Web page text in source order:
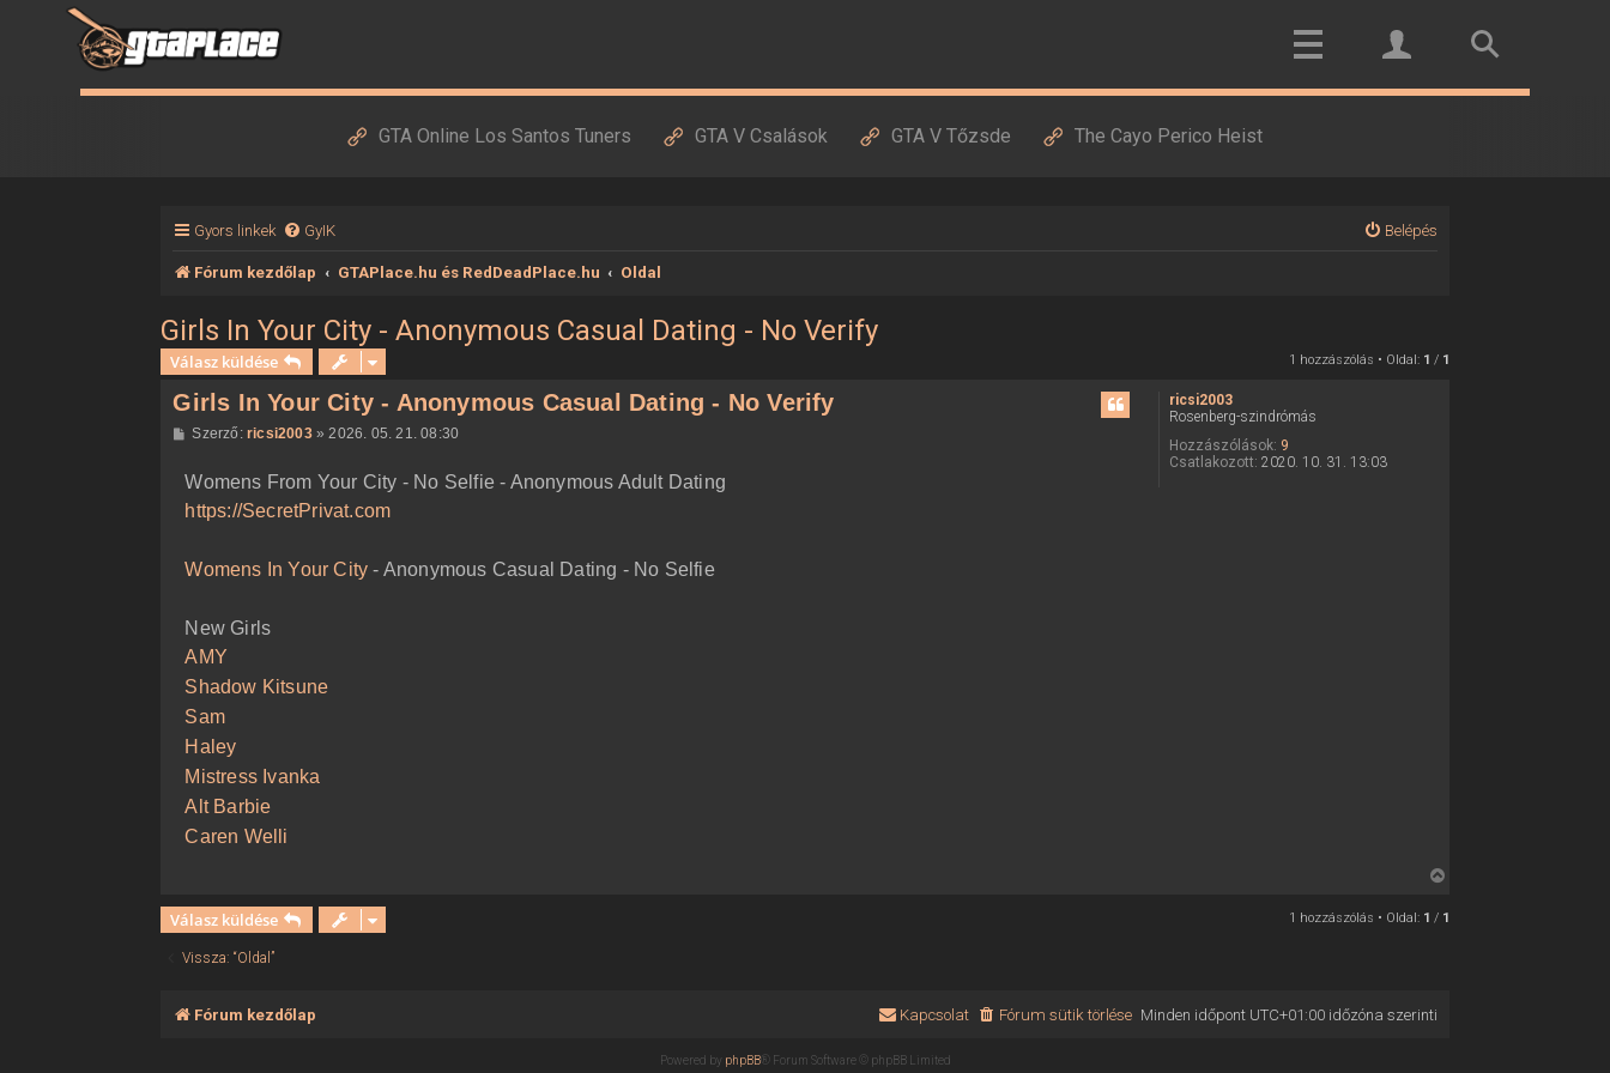
GTA Online Los Santos Tuners GTA V Csalások GTA V Tőzsde The Cayo Perico Heist
Gyors linkek GyIK Belépés
Fórum kezdőlap GTAPlace.hu és RedDeadPlace.hu Oldal
Girls In Your City - Anonymous Casual Dating - No Verify
Válasz küldése 1 hozzászólás • Oldal: 1 / 1
ricsi2003
Rosenberg-szindrómás
Hozzászólások: 9
Csatlakozott: 2020. 10. 31. 13:03
Girls In Your City - Anonymous Casual Dating - No Verify
H
z
á
s
l
Szerző:ricsi2003»2026. 05. 21. 08:30
Womens From Your City - No Selfie - Anonymous Adult Dating
https://SecretPrivat.com
Womens In Your City - Anonymous Casual Dating - No Selfie
New Girls
AMY
Shadow Kitsune
Sam
Haley
Mistress Ivanka
Alt Barbie
Caren Welli
s
Válasz küldése 1 hozzászólás • Oldal: 1 / 1
Vissza: “Oldal”
Fórum kezdőlap Minden időpont UTC+01:00időzóna szerinti
Fórum sütik törlése
Kapcsolat
Powered by phpBB® Forum Software © phpBB Limited